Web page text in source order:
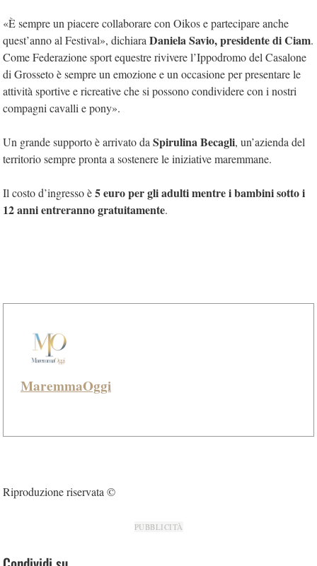
«È sempre un piacere collaborare con Oikos e partecipare anche
quest’anno al Festival», dichiara Daniela Savio, presidente di Ciam.
Come Federazione sport equestre rivivere l’Ippodromo del Casalone
di Grosseto è sempre un emozione e un occasione per presentare le
attività sportive e ricreative che si possono condividere con i nostri
compagni cavalli e pony».
Un grande supporto è arrivato da Spirulina Becagli, un’azienda del
territorio sempre pronta a sostenere le iniziative maremmane.
Il costo d’ingresso è5 euro per gli adulti mentre i bambini sotto i
12 anni entreranno gratuitamente.
MaremmaOggi
Riproduzione riservata ©
PUBBLICITÀ